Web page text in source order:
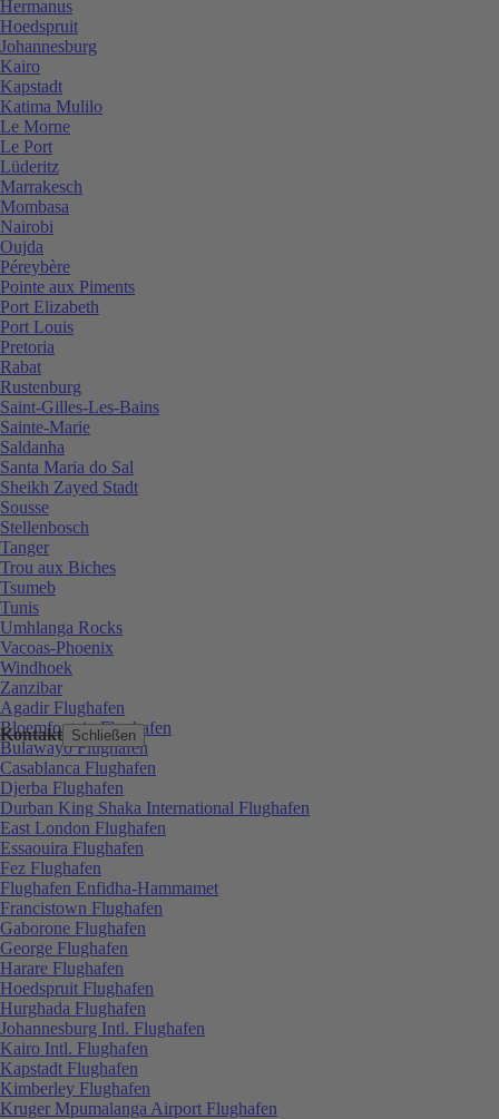
Kontakt Schließen
Hermanus
Hoedspruit
Johannesburg
Kairo
Kapstadt
Katima Mulilo
Le Morne
Le Port
Lüderitz
Marrakesch
Mombasa
Nairobi
Oujda
Péreybère
Pointe aux Piments
Port Elizabeth
Port Louis
Pretoria
Rabat
Rustenburg
Saint-Gilles-Les-Bains
Sainte-Marie
Saldanha
Santa Maria do Sal
Sheikh Zayed Stadt
Sousse
Stellenbosch
Tanger
Trou aux Biches
Tsumeb
Tunis
Umhlanga Rocks
Vacoas-Phoenix
Windhoek
Zanzibar
Agadir Flughafen
Bloemfontein Flughafen
Bulawayo Flughafen
Casablanca Flughafen
Djerba Flughafen
Durban King Shaka International Flughafen
East London Flughafen
Essaouira Flughafen
Fez Flughafen
Flughafen Enfidha-Hammamet
Francistown Flughafen
Gaborone Flughafen
George Flughafen
Harare Flughafen
Hoedspruit Flughafen
Hurghada Flughafen
Johannesburg Intl. Flughafen
Kairo Intl. Flughafen
Kapstadt Flughafen
Kimberley Flughafen
Kruger Mpumalanga Airport Flughafen